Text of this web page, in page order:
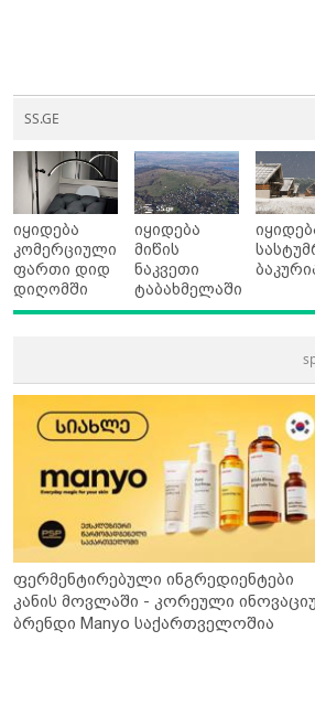
SS.GE
იყიდება
კომერციული
ფართი დიდ
დიღომში
იყიდება
მიწის
ნაკვეთი
ტაბახმელაში
ფერმენტირებული ინგრედიენტები
კანის მოვლაში - კორეული
ბრენდი Manyo საქართველოშია